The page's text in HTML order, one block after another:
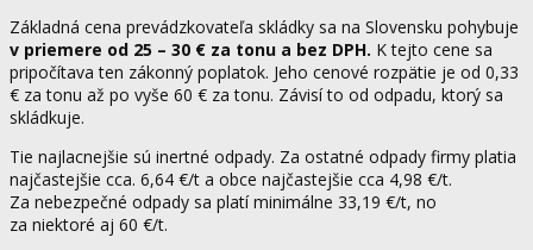
Základná cena prevádzkovateľa skládky sa na Slovensku pohybuje
v priemere od 25 – 30 € za tonu a bez DPH. K tejto cene sa
pripočítava ten zákonný poplatok. Jeho cenové rozpätie je od 0,33
€ za tonu až po vyše 60 € za tonu. Závisí to od odpadu, ktorý sa
skládkuje.
Tie najlacnejšie sú inertné odpady. Za ostatné odpady firmy platia
najčastejšie cca. 6,64 €/t a obce najčastejšie cca 4,98 €/t.
Za nebezpečné odpady sa platí minimálne 33,19 €/t, no
za niektoré aj 60 €/t.